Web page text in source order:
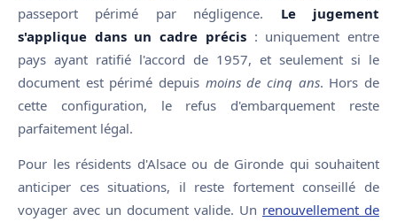
passeport périmé par négligence. Le jugement
s'applique dans un cadre précis: uniquement entre
pays ayant ratifié l'accord de 1957, et seulement si le
document est périmé depuis moins de cinq ans. Hors de
cette configuration, le refus d'embarquement reste
parfaitement légal.
Pour les résidents d'Alsace ou de Gironde qui souhaitent
anticiper ces situations, il reste fortement conseillé de
voyager avec un document valide. Un renouvellement de